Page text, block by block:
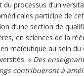
du processus
participe de
d’une section de
en sciences de la
maïeutique au sein du
« Des
contribueront à